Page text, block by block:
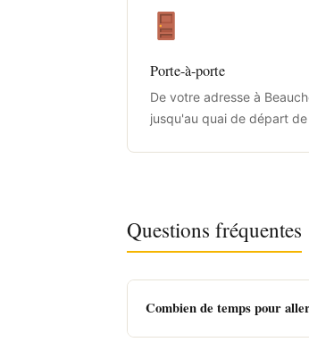
Porte-à-porte
De votre adresse à
jusqu'au quai de départ
Questions fréquentes
Combien de temps pour